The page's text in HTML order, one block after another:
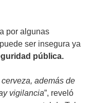
por algunas
ser insegura ya
pública.
además de
vigilancia”, reveló